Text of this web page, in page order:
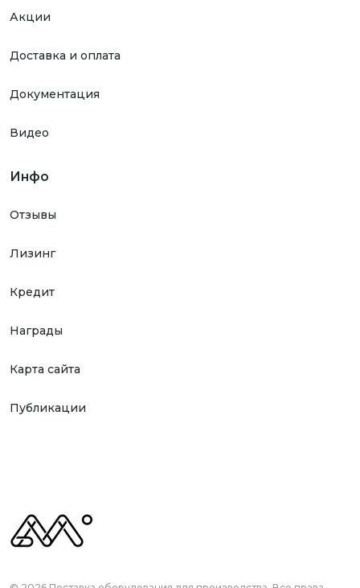
Акции
Доставка и оплата
Документация
Видео
Инфо
Отзывы
Лизинг
Кредит
Награды
Карта сайта
Публикации